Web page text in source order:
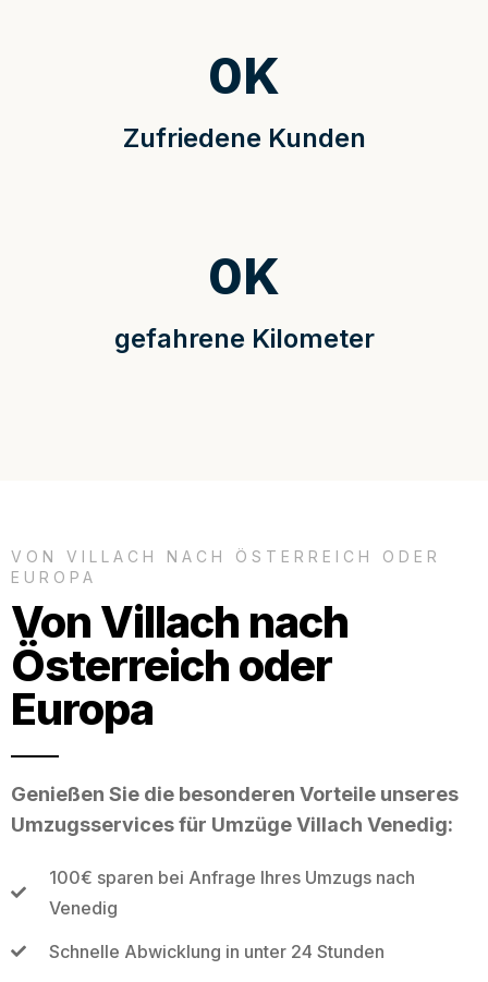
Zufriedene Kunden
0K
gefahrene Kilometer
0K
VON VILLACH NACH ÖSTERREICH ODER
EUROPA
Von Villach nach
Österreich oder
Europa
Genießen Sie die besonderen Vorteile unseres
Umzugsservices für Umzüge Villach Venedig:
100€ sparen bei Anfrage Ihres Umzugs nach
Venedig
Schnelle Abwicklung in unter 24 Stunden